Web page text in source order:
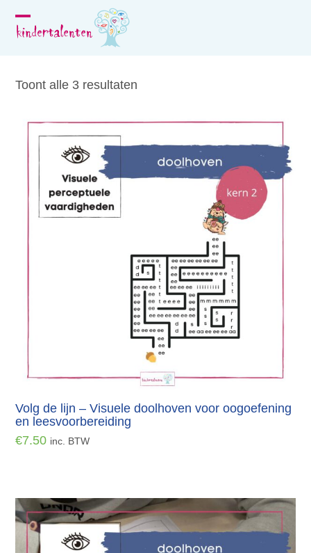
Open
menu
Close
menu
Toont alle 3 resultaten
Volg de lijn – Visuele doolhoven voor oogoefening
en leesvoorbereiding
€7.50 inc. BTW